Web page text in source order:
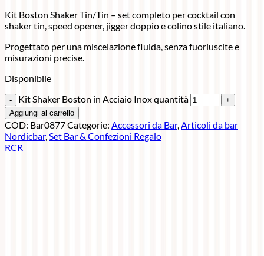
Kit Boston Shaker Tin/Tin – set completo per cocktail con
shaker tin, speed opener, jigger doppio e colino stile italiano.
Progettato per una miscelazione fluida, senza fuoriuscite e
misurazioni precise.
Disponibile
Kit Shaker Boston in Acciaio Inox quantità
Aggiungi al carrello
COD: Bar0877Categorie: Accessori da Bar,Articoli da bar
Nordicbar,Set Bar & Confezioni Regalo
RCR